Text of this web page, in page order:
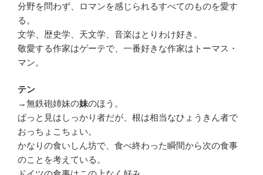
分野を問わず、ロマンを感じられるすべてのものを愛す
る。
文学、歴史学、天文学、音楽はとりわけ好き。
敬愛する作家はゲーテで、一番好きな作家はトーマス・
マン。
テン
→無鉄砲姉妹の妹のほう。
ぱっと見はしっかり者だが、根は相当なひょうきん者で
おっちょこちょい。
かなりの食いしん坊で、食べ終わった瞬間から次の食事
のことを考えている。